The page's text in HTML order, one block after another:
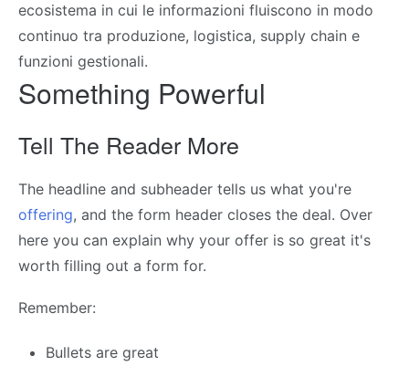
ecosistema in cui le informazioni fluiscono in modo
continuo tra produzione, logistica, supply chain e
funzioni gestionali.
Something Powerful
Tell The Reader More
The headline and subheader tells us what you're
offering, and the form header closes the deal. Over
here you can explain why your offer is so great it's
worth filling out a form for.
Remember:
Bullets are great